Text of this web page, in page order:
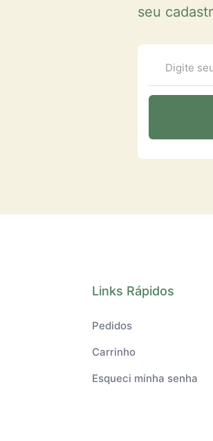
seu
Links Rápidos
Pedidos
Carrinho
Esqueci minha senha